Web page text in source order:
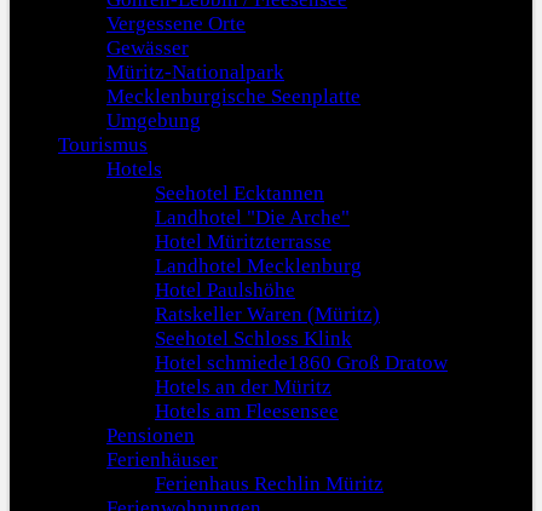
Vergessene Orte
Gewässer
Müritz-Nationalpark
Mecklenburgische Seenplatte
Umgebung
Tourismus
Hotels
Seehotel Ecktannen
Landhotel "Die Arche"
Hotel Müritzterrasse
Landhotel Mecklenburg
Hotel Paulshöhe
Ratskeller Waren (Müritz)
Seehotel Schloss Klink
Hotel schmiede1860 Groß Dratow
Hotels an der Müritz
Hotels am Fleesensee
Pensionen
Ferienhäuser
Ferienhaus Rechlin Müritz